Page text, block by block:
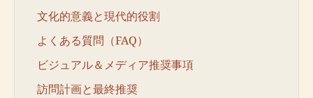
文化的意義と現代的役割
よくある質問（FAQ）
ビジュアル＆メディア推奨事項
訪問計画と最終推奨